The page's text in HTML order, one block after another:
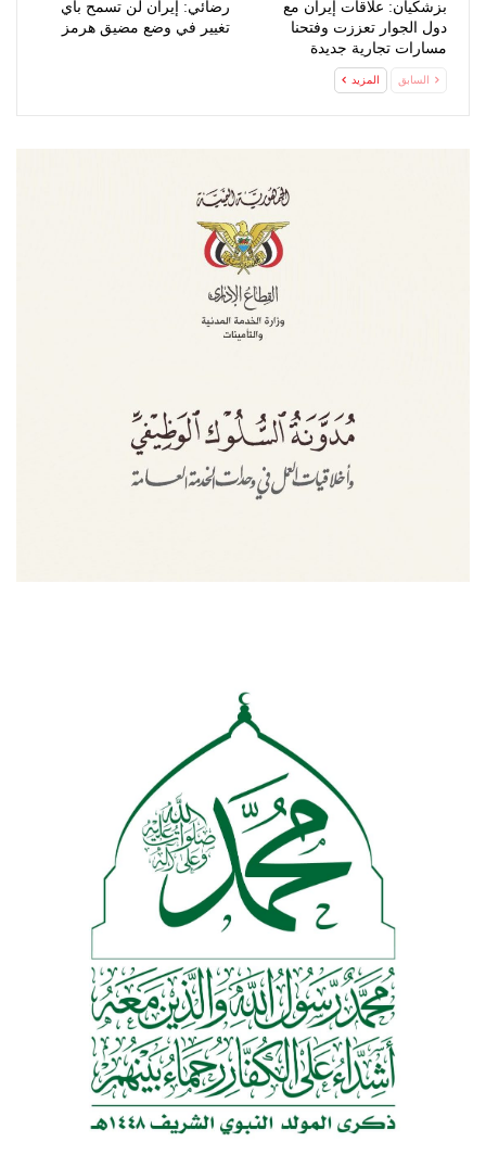
بزشكيان: علاقات إيران مع
دول الجوار تعززت وفتحنا
مسارات تجارية جديدة
رضائي: إيران لن تسمح بأي
تغيير في وضع مضيق هرمز
السابق المزيد